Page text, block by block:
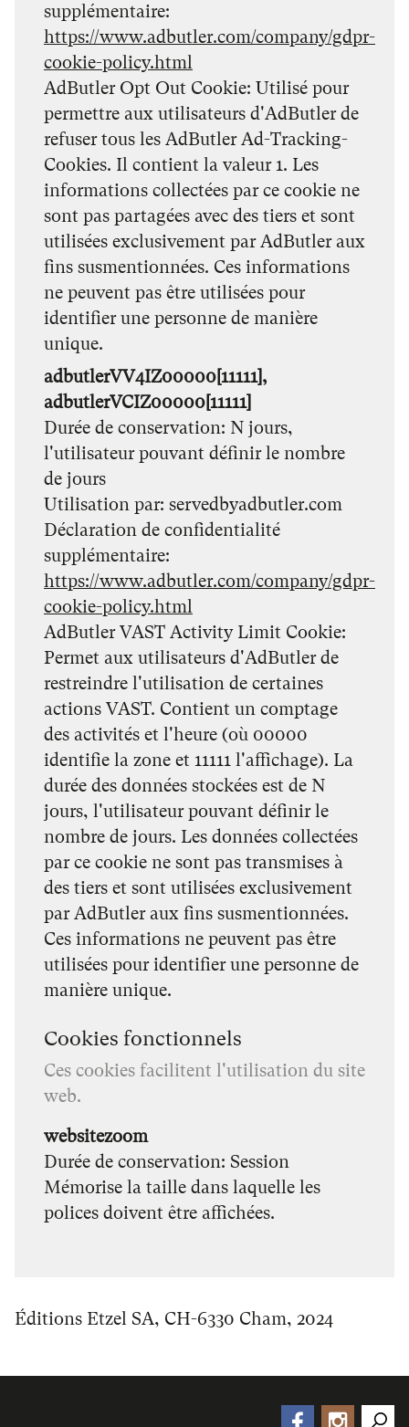
supplémentaire
https://www.adbutler.com/company/gdpr-
cookie-policy.html
AdButler Opt Out Cookie: Utilisé pour
permettre aux utilisateurs d'AdButler de
refuser tous les AdButler Ad-Tracking-
Cookies. Il contient la valeur 1. Les
informations collectées par ce cookie ne
sont pas partagées avec des tiers et sont
utilisées exclusivement par AdButler aux
fins susmentionnées. Ces informations
ne peuvent pas être utilisées pour
identifier une personne de manière
unique.
adbutlerVV4IZ00000[11111],
adbutlerVCIZ00000[11111]
Durée de conservation N jours,
l'utilisateur pouvant définir le nombre
de jours
Utilisation par servedbyadbutler.com
Déclaration de confidentialité
supplémentaire
https://www.adbutler.com/company/gdpr-
cookie-policy.html
AdButler VAST Activity Limit Cookie:
Permet aux utilisateurs d'AdButler de
restreindre l'utilisation de certaines
actions VAST. Contient un comptage
des activités et l'heure (où 00000
identifie la zone et 11111 l'affichage). La
durée des données stockées est de N
jours, l'utilisateur pouvant définir le
nombre de jours. Les données collectées
par ce cookie ne sont pas transmises à
des tiers et sont utilisées exclusivement
par AdButler aux fins susmentionnées.
Ces informations ne peuvent pas être
utilisées pour identifier une personne de
manière unique.
Cookies fonctionnels
Ces cookies facilitent l'utilisation du site
web.
websitezoom
Durée de conservation Session
Mémorise la taille dans laquelle les
polices doivent être affichées.
Éditions Etzel SA, CH-6330 Cham, 2024